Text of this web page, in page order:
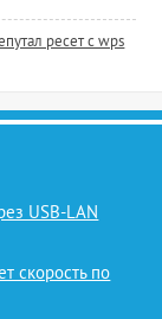
ресет с wps
USB-LAN
скорость по